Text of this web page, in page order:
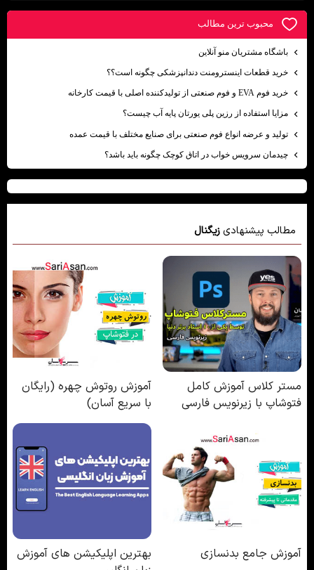
محبوب ترين مطالب
باشگاه مشتریان منو آنلاین
خرید قطعات اینسترومنت دندانپزشکی چگونه است؟؟
خرید فوم EVA و فوم صنعتی از تولیدکننده اصلی با قیمت کارخانه
مزایا استفاده از رزین پلی یورتان پایه آب چیست؟
تولید و عرضه انواع فوم صنعتی برای صنایع مختلف با قیمت عمده
چیدمان سرویس خواب در اتاق کوچک چگونه باید باشد؟